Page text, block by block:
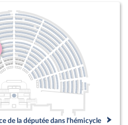
de la députée dans l'hémicycle